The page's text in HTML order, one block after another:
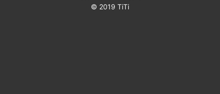
© 2019 TiTi